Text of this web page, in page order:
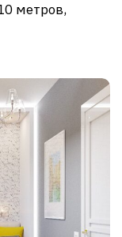
метров,